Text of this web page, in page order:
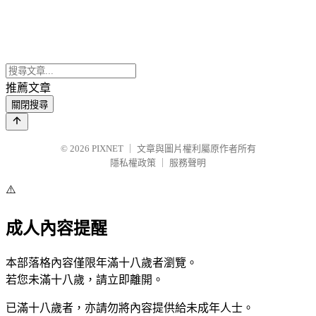
推薦文章
關閉搜尋
© 2026 PIXNET
文章與圖片權利屬原作者所有
隱私權政策
服務聲明
⚠️
成人內容提醒
本部落格內容僅限年滿十八歲者瀏覽。
若您未滿十八歲，請立即離開。
已滿十八歲者，亦請勿將內容提供給未成年人士。